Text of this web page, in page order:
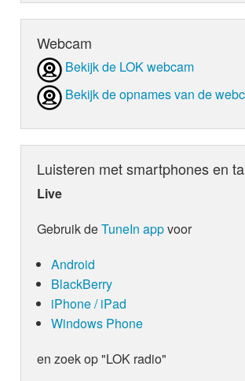
Webcam
Bekijk de LOK webcam
Bekijk de opnames van de
Luisteren met smartphones en
Live
Gebruik deTuneIn appvoor
Android
BlackBerry
iPhone / iPad
Windows Phone
en zoek op "LOK radio"